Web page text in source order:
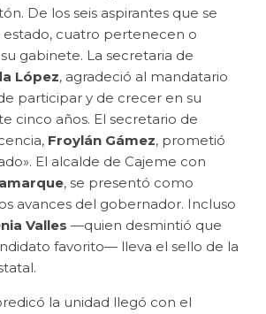
De los seis aspirantes que se
estado, cuatro pertenecen o
gabinete. La secretaria de
López, agradeció al mandatario
participar y de crecer en su
cinco años. El secretario de
Froylán Gámez, prometió
El alcalde de Cajeme con
, se presentó como
avances del gobernador. Incluso
Valles —quien desmintió que
favorito— lleva el sello de la
la unidad llegó con el